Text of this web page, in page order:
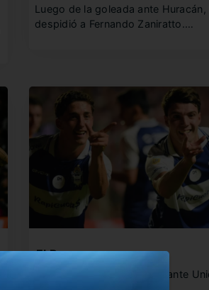
Luego de la goleada ante Huracán,
despidió a Fernando Zaniratto.…
El Bosque no para
El Lobo metió un triunfazo ante